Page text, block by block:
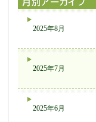
2025年8月
2025年7月
2025年6月